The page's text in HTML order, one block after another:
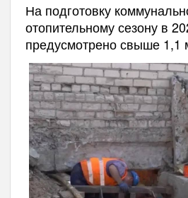
На подготовку
отопительному сезону в
предусмотрено свыше 1,1